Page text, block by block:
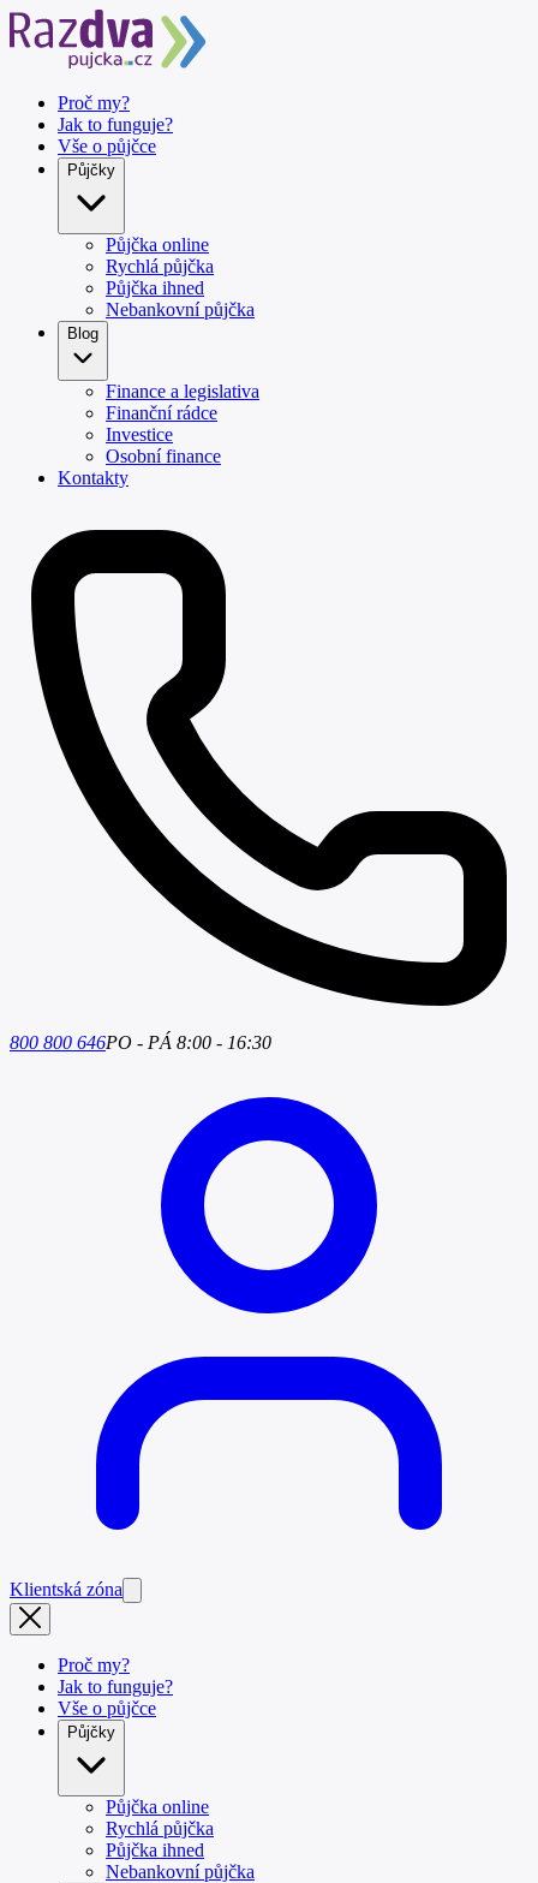
Proč my?
Jak to funguje?
Vše o půjčce
Půjčky
Půjčka online
Rychlá půjčka
Půjčka ihned
Nebankovní půjčka
Blog
Finance a legislativa
Finanční rádce
Investice
Osobní finance
Kontakty
800 800 646PO - PÁ 8:00 - 16:30
Klientská zóna
Proč my?
Jak to funguje?
Vše o půjčce
Půjčky
Půjčka online
Rychlá půjčka
Půjčka ihned
Nebankovní půjčka